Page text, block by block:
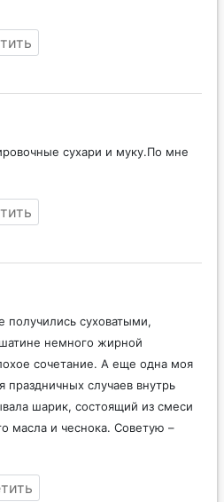
сухари и муку.По мне
получились суховатыми,
немного жирной
сочетание. А еще одна моя
праздничных случаев внутрь
шарик, состоящий из смеси
масла и чеснока. Советую –